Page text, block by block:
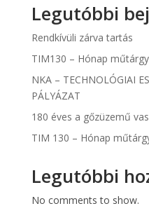
Legutóbbi
Rendkívüli zárva tartás
TIM130 – Hónap
NKA – TECHNOLÓGIAI
PÁLYÁZAT
180 éves a gőzüzemű
TIM 130 – Hónap
Legutóbbi
No comments to show.